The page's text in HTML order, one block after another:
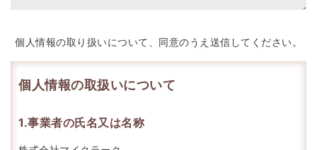
個人情報の取り扱いについて、同意のうえ送信してください。
個人情報の取扱いについて
1.事業者の氏名又は名称